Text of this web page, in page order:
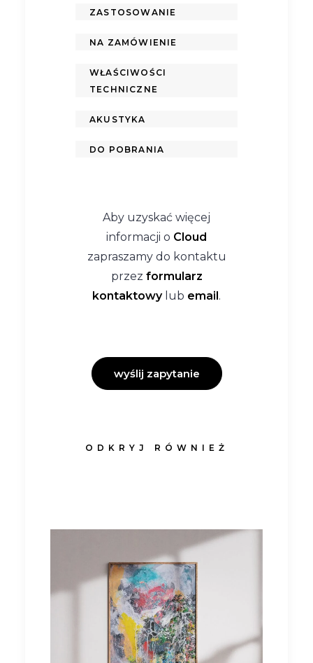
ZASTOSOWANIE
NA ZAMÓWIENIE
WŁAŚCIWOŚCI
TECHNICZNE
AKUSTYKA
DO POBRANIA
Aby uzyskać więcej
informacji o Cloud
zapraszamy do kontaktu
przez formularz
kontaktowylub email.
wyślij zapytanie
ODKRYJ RÓWNIEŻ